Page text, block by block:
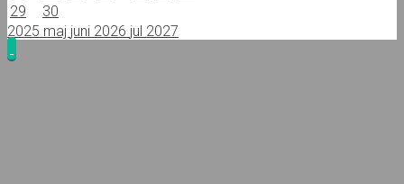
29
30
2025 maj juni 2026 jul 2027